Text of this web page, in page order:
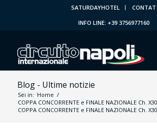
SATURDAYHOTEL
INFO LINE: +39 3756977160
Blog - Ultime notizie
Sei in: Home /
COPPA CONCORRENTE e FINALE NAZIONALE Ch.
COPPA CONCORRENTE e FINALE NAZIONALE Ch.